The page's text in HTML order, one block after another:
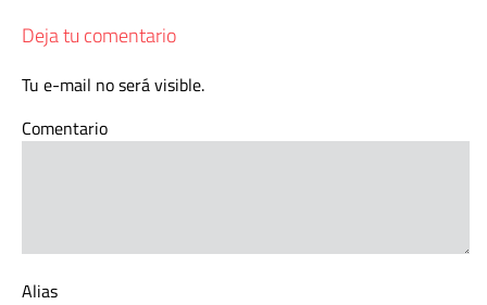
Deja tu comentario
Tu e-mail no será visible.
Comentario
Alias